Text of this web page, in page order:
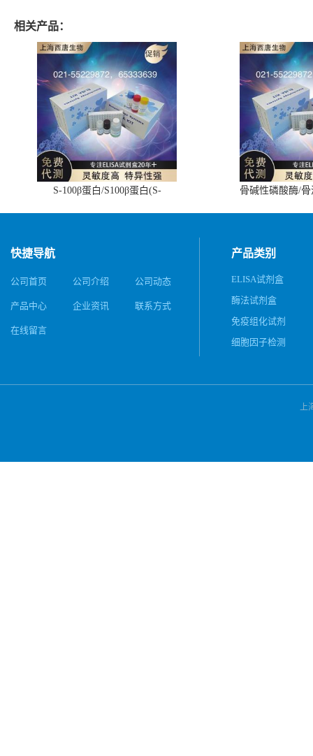
相关产品：
S-100β蛋白/S100β蛋白(S-
骨碱性磷酸酶/
快捷导航
公司首页 公司介绍 公司动态
产品中心 企业资讯 联系方式
在线留言
产品类别
ELISA试剂盒
酶法试剂盒
免疫组化试剂
细胞因子检测
上